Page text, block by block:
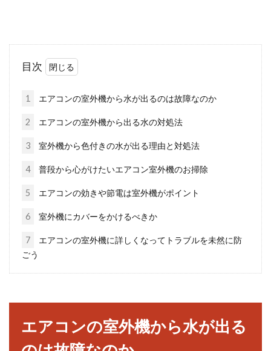
とどれくらい？
住宅平面図で見ることができる引き
一般住宅の戸・ドアとよばれるものには、「開
ものがありま...
ぞれの特徴についても考察
私たちの住まいにおいて、重要な役割を果たし
目次
1 エアコンの室外機から水が出るのは故障なのか
2 エアコンの室外機から出る水の対処法
3 室外機から色付きの水が出る理由と対処法
4 普段から心がけたいエアコン室外機のお掃除
5 エアコンの効きや節電は室外機がポイント
6 室外機にカバーをかけるべきか
7
エアコンの室外機に詳しくなってトラブルを未然に防
ごう
エアコンの室外機から水が出る